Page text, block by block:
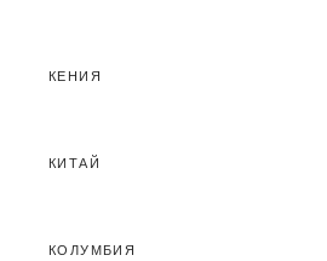
КЕНИЯ
КИТАЙ
КОЛУМБИЯ